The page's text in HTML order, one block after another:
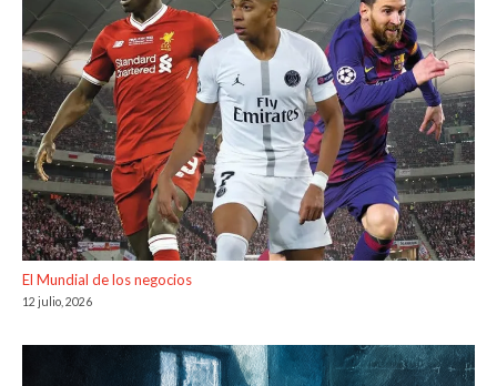
El Mundial de los negocios
12 julio, 2026